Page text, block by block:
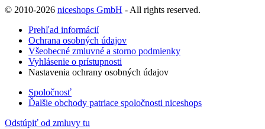
© 2010-2026 niceshops GmbH - All rights reserved.
Prehľad informácií
Ochrana osobných údajov
Všeobecné zmluvné a storno podmienky
Vyhlásenie o prístupnosti
Nastavenia ochrany osobných údajov
Spoločnosť
Ďalšie obchody patriace spoločnosti niceshops
Odstúpiť od zmluvy tu